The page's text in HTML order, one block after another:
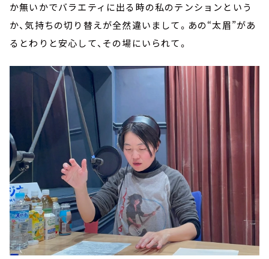
か無いかでバラエティに出る時の私のテンションという
か、気持ちの切り替えが全然違いまして。あの“太眉”があ
るとわりと安心して、その場にいられて。